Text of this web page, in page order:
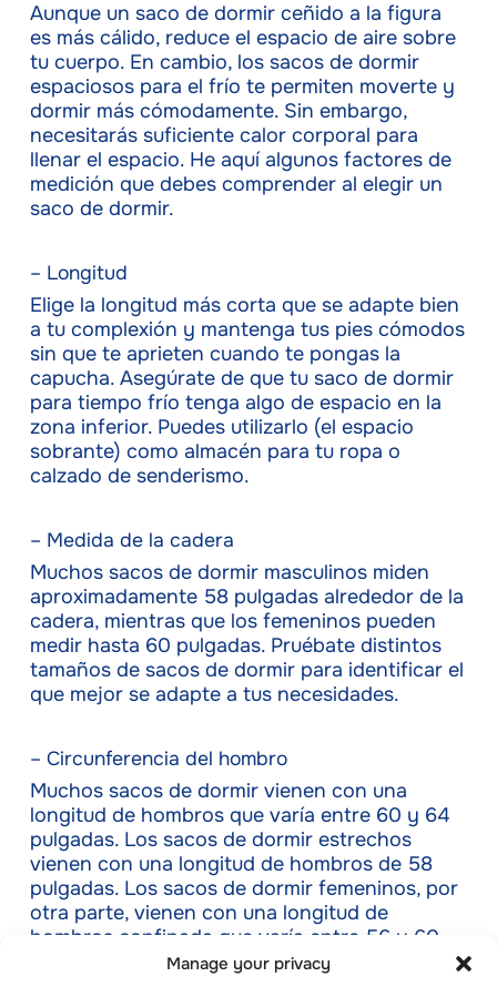
Manage your privacy
Aunque un saco de dormir ceñido a la figura
es más cálido, reduce el espacio de aire sobre
tu cuerpo. En cambio, los sacos de dormir
espaciosos para el frío te permiten moverte y
dormir más cómodamente. Sin embargo,
necesitarás suficiente calor corporal para
llenar el espacio. He aquí algunos factores de
medición que debes comprender al elegir un
saco de dormir.
– Longitud
Elige la longitud más corta que se adapte bien
a tu complexión y mantenga tus pies cómodos
sin que te aprieten cuando te pongas la
capucha. Asegúrate de que tu saco de dormir
para tiempo frío tenga algo de espacio en la
zona inferior. Puedes utilizarlo (el espacio
sobrante) como almacén para tu ropa o
calzado de senderismo.
– Medida de la cadera
Muchos sacos de dormir masculinos miden
aproximadamente 58 pulgadas alrededor de la
cadera, mientras que los femeninos pueden
medir hasta 60 pulgadas. Pruébate distintos
tamaños de sacos de dormir para identificar el
que mejor se adapte a tus necesidades.
– Circunferencia del hombro
Muchos sacos de dormir vienen con una
longitud de hombros que varía entre 60 y 64
pulgadas. Los sacos de dormir estrechos
vienen con una longitud de hombros de 58
pulgadas. Los sacos de dormir femeninos, por
otra parte, vienen con una longitud de
hombros confinada que varía entre 56 y 60
pulgadas. Recuerda que una pulgada supone